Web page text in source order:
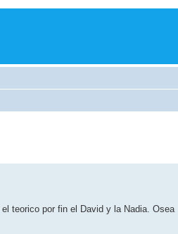
teorico por fin el David y la Nadia. Osea